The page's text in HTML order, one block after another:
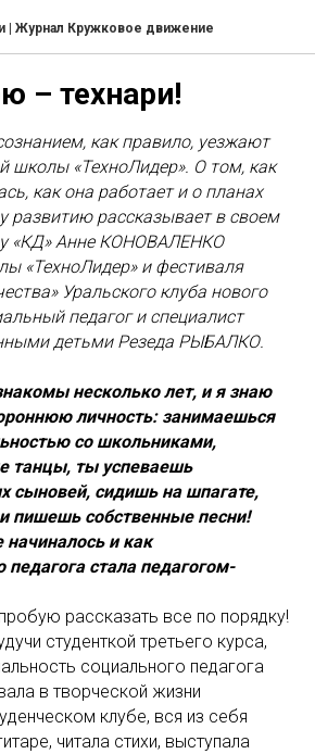
| Журнал Кружковое движение
– технари!
как правило, уезжают
школы «ТехноЛидер». О том, как
как она работает и о планах
развитию рассказывает в своем
«КД» Анне КОНОВАЛЕНКО
«ТехноЛидер» и фестиваля
Уральского клуба нового
педагог и специалист
детьми Резеда РЫБАЛКО.
несколько лет, и я знаю
личность: занимаешься
со школьниками,
танцы, ты успеваешь
сыновей, сидишь на шпагате,
пишешь собственные песни!
и как
педагога стала педагогом-
рассказать все по порядку!
студенткой третьего курса,
социального педагога
в творческой жизни
клубе, вся из себя
читала стихи, выступала